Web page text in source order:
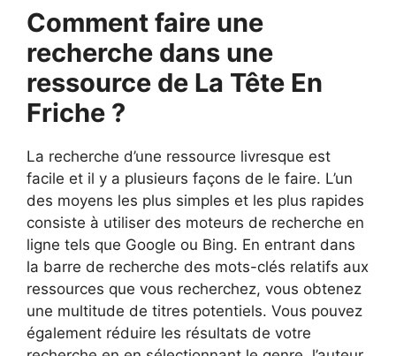
Comment faire une
recherche dans une
ressource de La Tête En
Friche ?
La recherche d’une ressource livresque est
facile et il y a plusieurs façons de le faire. L’un
des moyens les plus simples et les plus rapides
consiste à utiliser des moteurs de recherche en
ligne tels que Google ou Bing. En entrant dans
la barre de recherche des mots-clés relatifs aux
ressources que vous recherchez, vous obtenez
une multitude de titres potentiels. Vous pouvez
également réduire les résultats de votre